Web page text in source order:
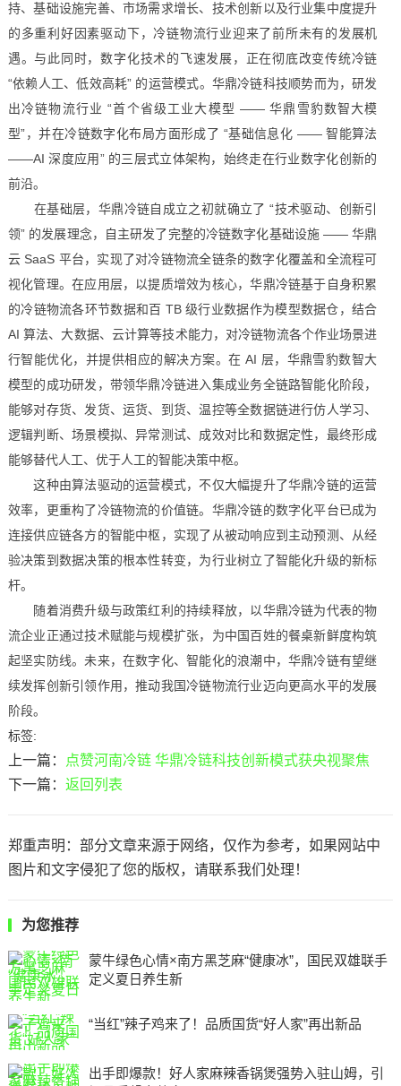
持、基础设施完善、市场需求增长、技术创新以及行业集中度提升
的多重利好因素驱动下，冷链物流行业迎来了前所未有的发展机
遇。与此同时，数字化技术的飞速发展，正在彻底改变传统冷链
“依赖人工、低效高耗” 的运营模式。华鼎冷链科技顺势而为，研发
出冷链物流行业 “首个省级工业大模型 —— 华鼎雪豹数智大模
型”，并在冷链数字化布局方面形成了 “基础信息化 —— 智能算法
——AI 深度应用” 的三层式立体架构，始终走在行业数字化创新的
前沿。​
在基础层，华鼎冷链自成立之初就确立了 “技术驱动、创新引
领” 的发展理念，自主研发了完整的冷链数字化基础设施 —— 华鼎
云 SaaS 平台，实现了对冷链物流全链条的数字化覆盖和全流程可
视化管理。在应用层，以提质增效为核心，华鼎冷链基于自身积累
的冷链物流各环节数据和百 TB 级行业数据作为模型数据仓，结合
AI 算法、大数据、云计算等技术能力，对冷链物流各个作业场景进
行智能优化，并提供相应的解决方案。在 AI 层，华鼎雪豹数智大
模型的成功研发，带领华鼎冷链进入集成业务全链路智能化阶段，
能够对存货、发货、运货、到货、温控等全数据链进行仿人学习、
逻辑判断、场景模拟、异常测试、成效对比和数据定性，最终形成
能够替代人工、优于人工的智能决策中枢。​
这种由算法驱动的运营模式，不仅大幅提升了华鼎冷链的运营
效率，更重构了冷链物流的价值链。华鼎冷链的数字化平台已成为
连接供应链各方的智能中枢，实现了从被动响应到主动预测、从经
验决策到数据决策的根本性转变，为行业树立了智能化升级的新标
杆。​
随着消费升级与政策红利的持续释放，以华鼎冷链为代表的物
流企业正通过技术赋能与规模扩张，为中国百姓的餐桌新鲜度构筑
起坚实防线。未来，在数字化、智能化的浪潮中，华鼎冷链有望继
续发挥创新引领作用，推动我国冷链物流行业迈向更高水平的发展
阶段。
标签:
上一篇：
点赞河南冷链 华鼎冷链科技创新模式获央视聚焦
下一篇： 返回列表
郑重声明：部分文章来源于网络，仅作为参考，如果网站中
图片和文字侵犯了您的版权，请联系我们处理！
为您推荐
蒙牛绿色心情×南方黑芝麻“健康冰”，国民双雄联手
定义夏日养生新
“当红”辣子鸡来了！品质国货“好人家”再出新品
出手即爆款！好人家麻辣香锅煲强势入驻山姆，引